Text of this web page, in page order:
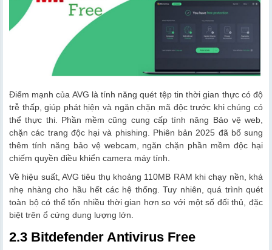
Điểm mạnh của AVG là tính năng quét tệp tin thời gian thực có độ
trễ thấp, giúp phát hiện và ngăn chặn mã độc trước khi chúng có
thể thực thi. Phần mềm cũng cung cấp tính năng Bảo vệ web,
chặn các trang độc hại và phishing. Phiên bản 2025 đã bổ sung
thêm tính năng bảo vệ webcam, ngăn chặn phần mềm độc hại
chiếm quyền điều khiển camera máy tính.
Về hiệu suất, AVG tiêu thụ khoảng 110MB RAM khi chạy nền, khá
nhẹ nhàng cho hầu hết các hệ thống. Tuy nhiên, quá trình quét
toàn bộ có thể tốn nhiều thời gian hơn so với một số đối thủ, đặc
biệt trên ổ cứng dung lượng lớn.
2.3 Bitdefender Antivirus Free